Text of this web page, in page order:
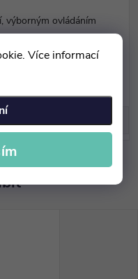
Více informací
výborným ovládáním